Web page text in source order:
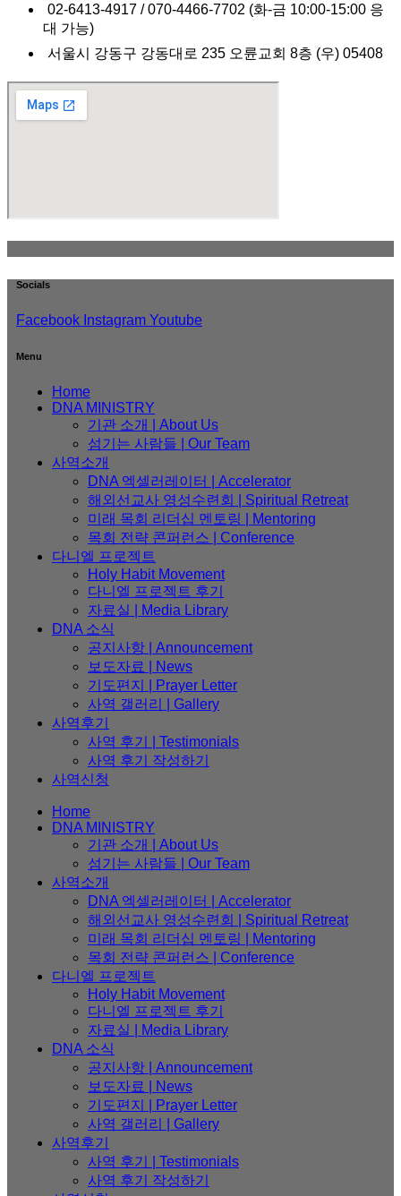
02-6413-4917 / 070-4466-7702 (화-금 10:00-15:00 응
대 가능)
서울시 강동구 강동대로 235 오륜교회 8층 (우) 05408
Socials
Facebook Instagram Youtube
Menu
Home
DNA MINISTRY
기관 소개 | About Us
섬기는 사람들 | Our Team
사역소개
DNA 엑셀러레이터​ | Accelerator
해외선교사 영성수련회 | Spiritual Retreat
미래 목회 리더십 멘토링 | Mentoring
목회 전략 콘퍼런스 | Conference
다니엘 프로젝트
Holy Habit Movement
다니엘 프로젝트 후기
자료실 | Media Library
DNA 소식
공지사항 | Announcement
보도자료 | News
기도편지 | Prayer Letter
사역 갤러리 | Gallery
사역후기
사역 후기 | Testimonials
사역 후기 작성하기
사역신청
Home
DNA MINISTRY
기관 소개 | About Us
섬기는 사람들 | Our Team
사역소개
DNA 엑셀러레이터​ | Accelerator
해외선교사 영성수련회 | Spiritual Retreat
미래 목회 리더십 멘토링 | Mentoring
목회 전략 콘퍼런스 | Conference
다니엘 프로젝트
Holy Habit Movement
다니엘 프로젝트 후기
자료실 | Media Library
DNA 소식
공지사항 | Announcement
보도자료 | News
기도편지 | Prayer Letter
사역 갤러리 | Gallery
사역후기
사역 후기 | Testimonials
사역 후기 작성하기